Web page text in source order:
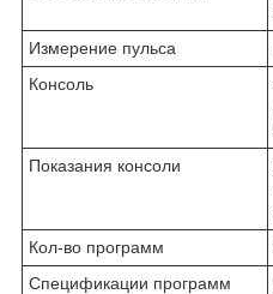
Измерение пульса
Консоль
Показания консоли
Кол-во программ
Спецификации программ